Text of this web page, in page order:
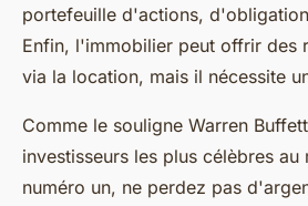
portefeuille d'actions,
Enfin, l'immobilier peut offrir des
via la location, mais il nécessite
Comme le souligne Warren Buffett
investisseurs les plus célèbres au
numéro un, ne perdez pas